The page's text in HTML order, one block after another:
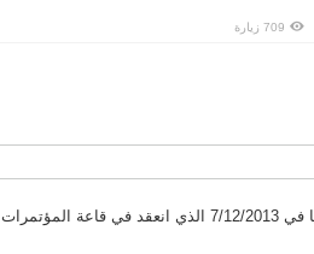
709 زيارة
في بداية جلسة اليوم الثاني للمجلس الوطني الكردي في سوريا في 7/12/2013 الذي انعقد في قاعة المؤتمرات